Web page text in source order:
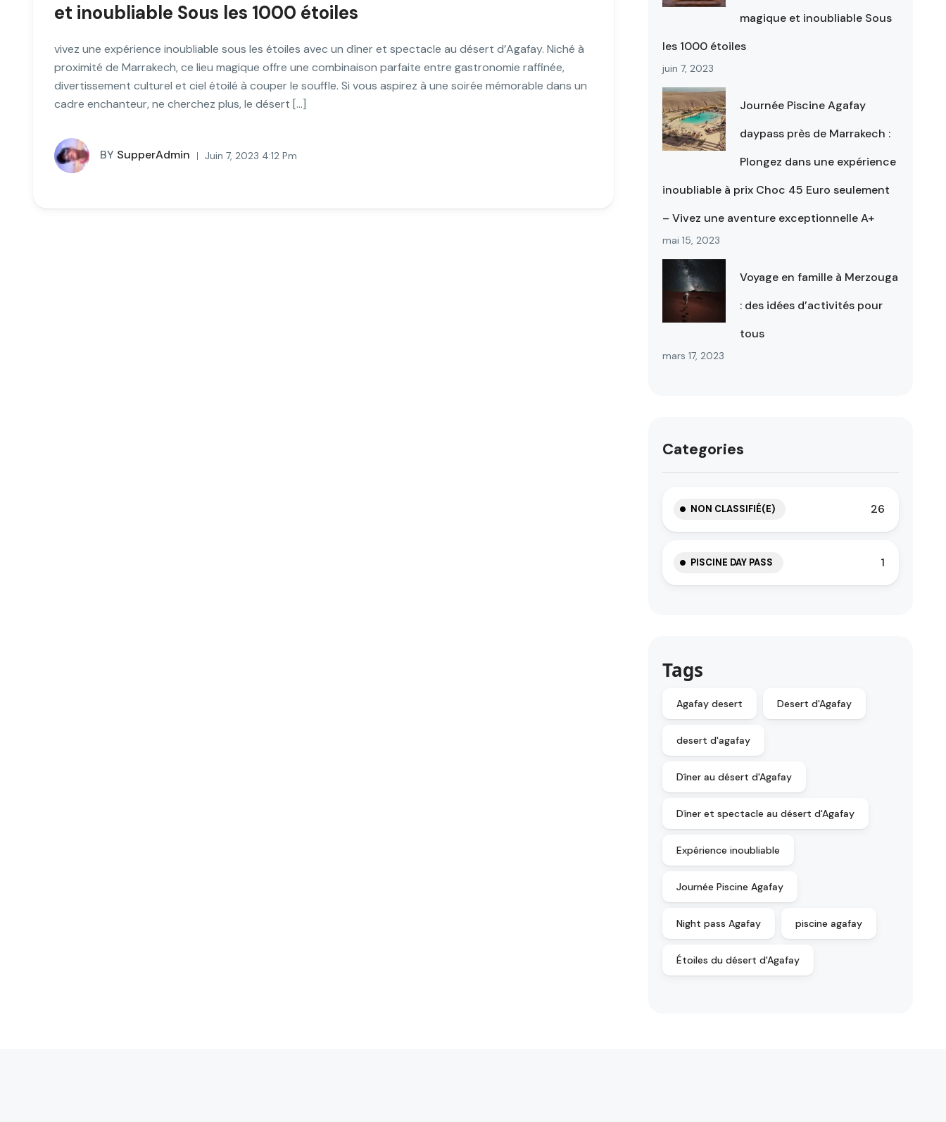
et inoubliable Sous les 1000 étoiles
vivez une expérience inoubliable sous les étoiles avec un dîner et spectacle au désert d’Agafay. Niché à
proximité de Marrakech, ce lieu magique offre une combinaison parfaite entre gastronomie raffinée,
divertissement culturel et ciel étoilé à couper le souffle. Si vous aspirez à une soirée mémorable dans un
cadre enchanteur, ne cherchez plus, le désert […]
BY SupperAdmin Juin 7, 2023 4:12 Pm
magique et inoubliable Sous
les 1000 étoiles
juin 7, 2023
Journée Piscine Agafay
daypass près de Marrakech :
Plongez dans une expérience
inoubliable à prix Choc 45 Euro seulement
– Vivez une aventure exceptionnelle A+
mai 15, 2023
Voyage en famille à Merzouga
: des idées d’activités pour
tous
mars 17, 2023
Categories
NON CLASSIFIÉ(E) 26
PISCINE DAY PASS 1
Tags
Agafay desert Desert d'Agafay
desert d'agafay
Dîner au désert d'Agafay
Dîner et spectacle au désert d'Agafay
Expérience inoubliable
Journée Piscine Agafay
Night pass Agafay piscine agafay
Étoiles du désert d'Agafay